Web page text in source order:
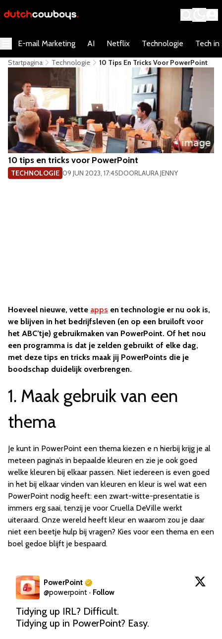
E-mail Marketing AI Netflix Technologie Tech in
Startpagina Technologie ​10 Tips En Tricks Voor PowerPoint
​10 tips en tricks voor PowerPoint
TECHNOLOGIE 09 JUN 2023, 17:45DOORLAURA JENNY
Hoeveel nieuwe, vette apps en technologie er nu ook is,
we blijven in het bedrijfsleven (en op een bruiloft voor
het ABC’tje) gebruikmaken van PowerPoint. Of het nou
een programma is dat je zelden gebruikt of elke dag,
met deze tips en tricks maak jij PowerPoints die je
boodschap duidelijk overbrengen.
1. Maak gebruik van een
thema
Je kunt in PowerPoint een thema kiezen e n hierbij krijg je al
meteen pagina’s in bepaalde kleuren en zie je ook goed
welke kleuren bij elkaar passen. Niet iedereen is even goed
in het bij elkaar vinden van kleuren en kleur is wel wat een
PowerPoint nodig heeft: een zwart-witte-presentatie is
immers erg saai, tenzij je voor Cruella DeVille werkt
uiteraard. Onze wereld heeft kleur en waarom zou je daar
niet een beetje hulp bij vragen? Kies voor een thema en een
boel gedoe blijft je bespaard.
PowerPoint
@powerpoint · Follow
Tidying up IRL? Difficult.
Tidying up in PowerPoint? Easy.